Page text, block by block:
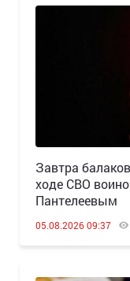
Завтра
ходе СВО
Пантелеевым
05.08.2026 09:37